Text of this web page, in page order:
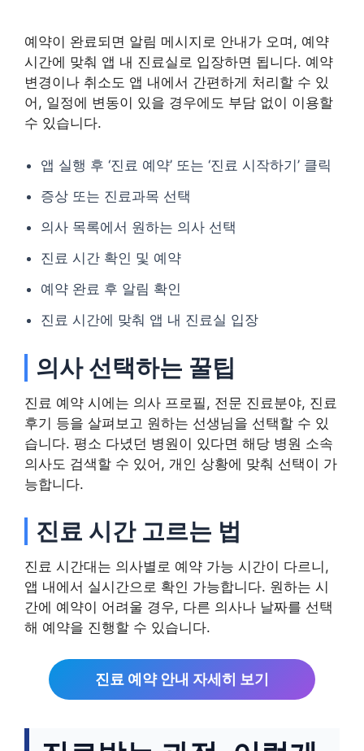
예약이 완료되면 알림 메시지로 안내가 오며, 예약
시간에 맞춰 앱 내 진료실로 입장하면 됩니다. 예약
변경이나 취소도 앱 내에서 간편하게 처리할 수 있
어, 일정에 변동이 있을 경우에도 부담 없이 이용할
수 있습니다.
앱 실행 후 ‘진료 예약’ 또는 ‘진료 시작하기’ 클릭
증상 또는 진료과목 선택
의사 목록에서 원하는 의사 선택
진료 시간 확인 및 예약
예약 완료 후 알림 확인
진료 시간에 맞춰 앱 내 진료실 입장
의사 선택하는 꿀팁
진료 예약 시에는 의사 프로필, 전문 진료분야, 진료
후기 등을 살펴보고 원하는 선생님을 선택할 수 있
습니다. 평소 다녔던 병원이 있다면 해당 병원 소속
의사도 검색할 수 있어, 개인 상황에 맞춰 선택이 가
능합니다.
진료 시간 고르는 법
진료 시간대는 의사별로 예약 가능 시간이 다르니,
앱 내에서 실시간으로 확인 가능합니다. 원하는 시
간에 예약이 어려울 경우, 다른 의사나 날짜를 선택
해 예약을 진행할 수 있습니다.
진료 예약 안내 자세히 보기